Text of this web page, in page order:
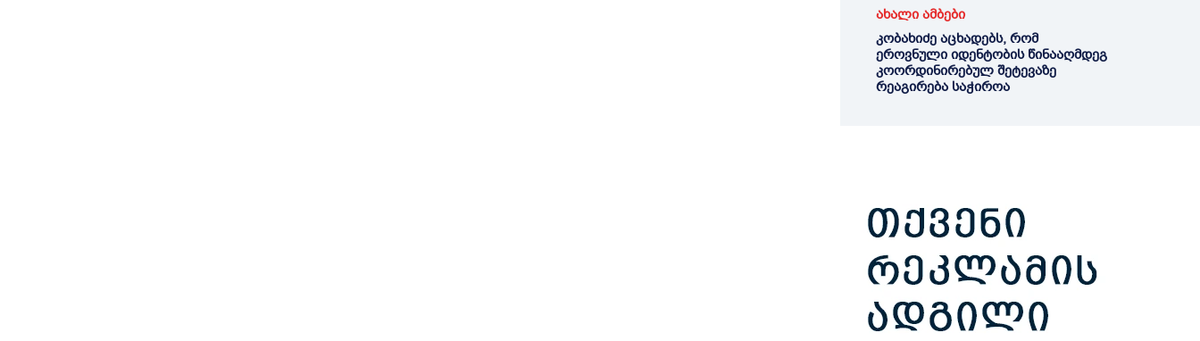
ახალი ამბები
კობახიძე აცხადებს, რომ
ეროვნული იდენტობის წინააღმდეგ
კოორდინირებულ შეტევაზე
რეაგირება საჭიროა